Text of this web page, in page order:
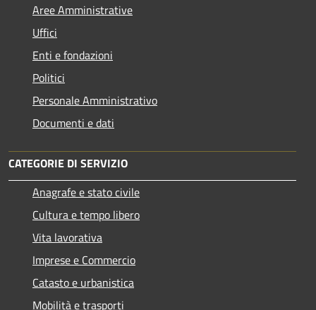
Aree Amministrative
Uffici
Enti e fondazioni
Politici
Personale Amministrativo
Documenti e dati
CATEGORIE DI SERVIZIO
Anagrafe e stato civile
Cultura e tempo libero
Vita lavorativa
Imprese e Commercio
Catasto e urbanistica
Mobilità e trasporti